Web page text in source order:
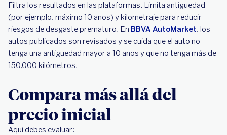
Filtra los resultados en las plataformas. Limita antigüedad
(por ejemplo, máximo 10 años) y kilometraje para reducir
riesgos de desgaste prematuro. En BBVA AutoMarket, los
autos publicados son revisados y se cuida que el auto no
tenga una antigüedad mayor a 10 años y que no tenga más de
150,000 kilómetros.
Compara más allá del
precio inicial
Aquí debes evaluar: